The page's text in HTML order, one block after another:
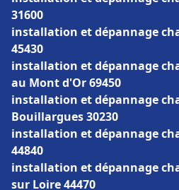
31600
installation et dépannage
45430
installation et dépannage
au Mont d'Or 69450
installation et dépannage
Bouillargues 30230
installation et dépannage
44840
installation et dépannage
sur Loire 44470